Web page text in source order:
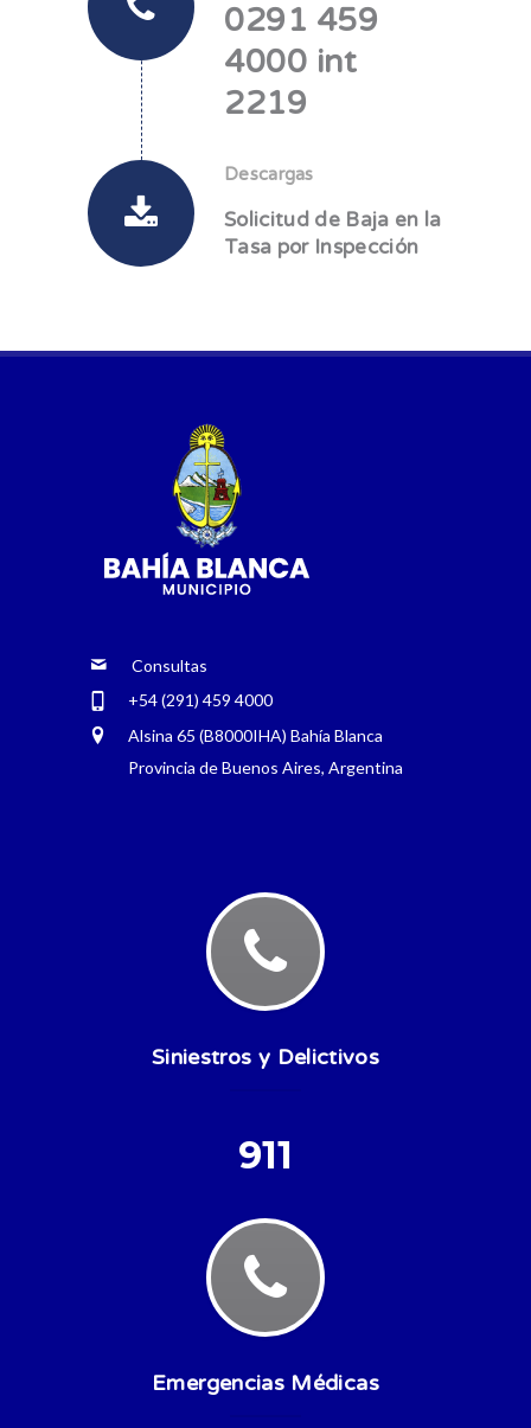
0291 459
4000 int
2219
Descargas
Solicitud de Baja en la
Tasa por Inspección
Consultas
+54 (291) 459 4000
Alsina 65 (B8000IHA) Bahía Blanca
Provincia de Buenos Aires, Argentina
Siniestros y Delictivos
911
Emergencias Médicas